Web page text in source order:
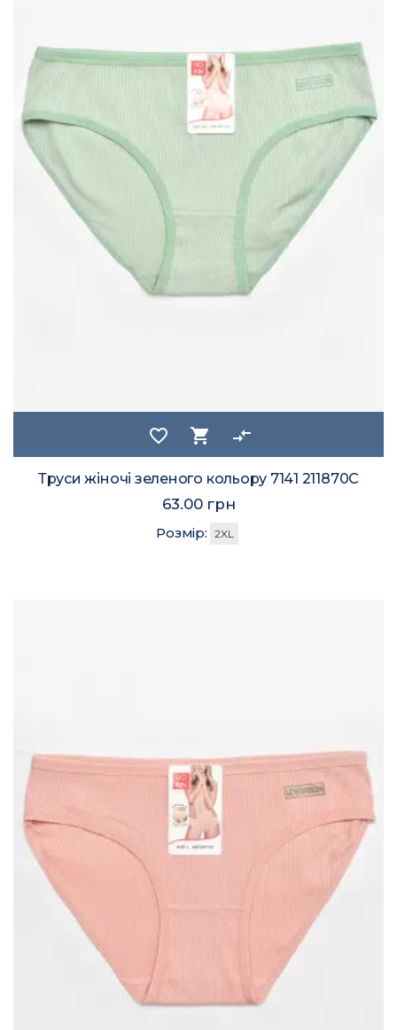
favorite_border shopping_cart compare_arrows
Труси жіночі зеленого кольору 7141 211870C
63.00 грн
Розмір: 2XL